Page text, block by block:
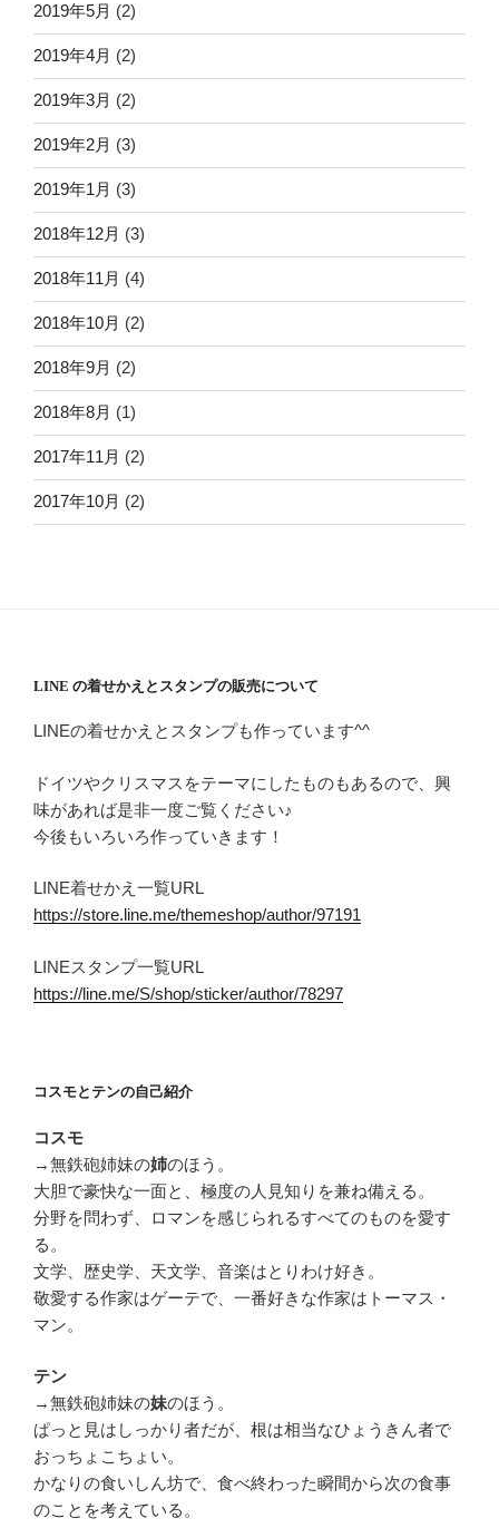
2019年5月 (2)
2019年4月 (2)
2019年3月 (2)
2019年2月 (3)
2019年1月 (3)
2018年12月 (3)
2018年11月 (4)
2018年10月 (2)
2018年9月 (2)
2018年8月 (1)
2017年11月 (2)
2017年10月 (2)
LINE の着せかえとスタンプの販売について
LINEの着せかえとスタンプも作っています^^
ドイツやクリスマスをテーマにしたものもあるので、興
味があれば是非一度ご覧ください♪
今後もいろいろ作っていきます！
LINE着せかえ一覧URL
https://store.line.me/themeshop/author/97191
LINEスタンプ一覧URL
https://line.me/S/shop/sticker/author/78297
コスモとテンの自己紹介
コスモ
→無鉄砲姉妹の姉のほう。
大胆で豪快な一面と、極度の人見知りを兼ね備える。
分野を問わず、ロマンを感じられるすべてのものを愛す
る。
文学、歴史学、天文学、音楽はとりわけ好き。
敬愛する作家はゲーテで、一番好きな作家はトーマス・
マン。
テン
→無鉄砲姉妹の妹のほう。
ぱっと見はしっかり者だが、根は相当なひょうきん者で
おっちょこちょい。
かなりの食いしん坊で、食べ終わった瞬間から次の食事
のことを考えている。